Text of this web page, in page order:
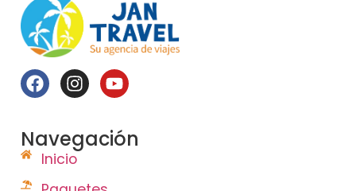
Navegación
Inicio